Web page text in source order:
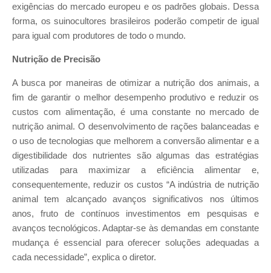
exigências do mercado europeu e os padrões globais. Dessa
forma, os suinocultores brasileiros poderão competir de igual
para igual com produtores de todo o mundo.
Nutrição de Precisão
A busca por maneiras de otimizar a nutrição dos animais, a
fim de garantir o melhor desempenho produtivo e reduzir os
custos com alimentação, é uma constante no mercado de
nutrição animal. O desenvolvimento de rações balanceadas e
o uso de tecnologias que melhorem a conversão alimentar e a
digestibilidade dos nutrientes são algumas das estratégias
utilizadas para maximizar a eficiência alimentar e,
consequentemente, reduzir os custos “A indústria de nutrição
animal tem alcançado avanços significativos nos últimos
anos, fruto de contínuos investimentos em pesquisas e
avanços tecnológicos. Adaptar-se às demandas em constante
mudança é essencial para oferecer soluções adequadas a
cada necessidade”, explica o diretor.